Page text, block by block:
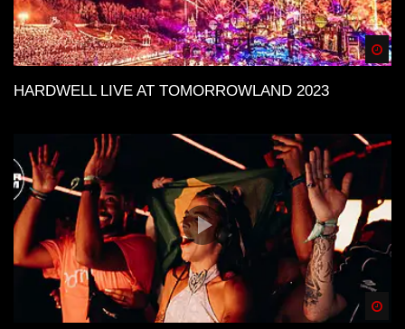
HARDWELL LIVE AT TOMORROWLAND 2023